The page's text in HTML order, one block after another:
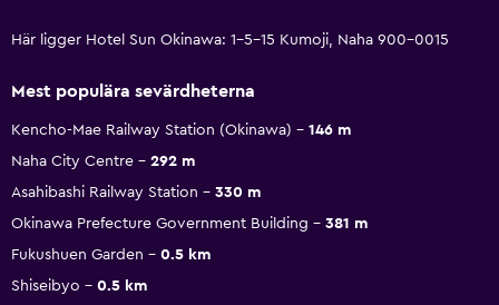
Här ligger Hotel Sun Okinawa: 1-5-15 Kumoji, Naha 900-0015
Mest populära sevärdheterna
Kencho-Mae Railway Station (Okinawa)
146 m
Naha City Centre
292 m
Asahibashi Railway Station
330 m
Okinawa Prefecture Government Building
381 m
Fukushuen Garden
0.5 km
Shiseibyo
0.5 km